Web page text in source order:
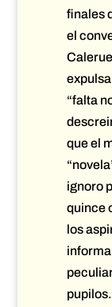
finales
el
“falta
que el
ignoro
quince
los